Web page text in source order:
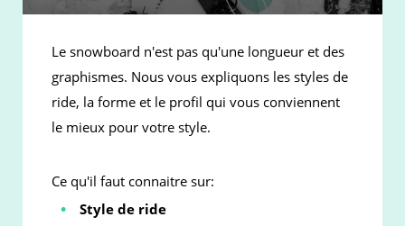
Le snowboard n'est pas qu'une longueur et des
graphismes. Nous vous expliquons les styles de
ride, la forme et le profil qui vous conviennent
le mieux pour votre style.
Ce qu'il faut connaitre sur:
Style de ride